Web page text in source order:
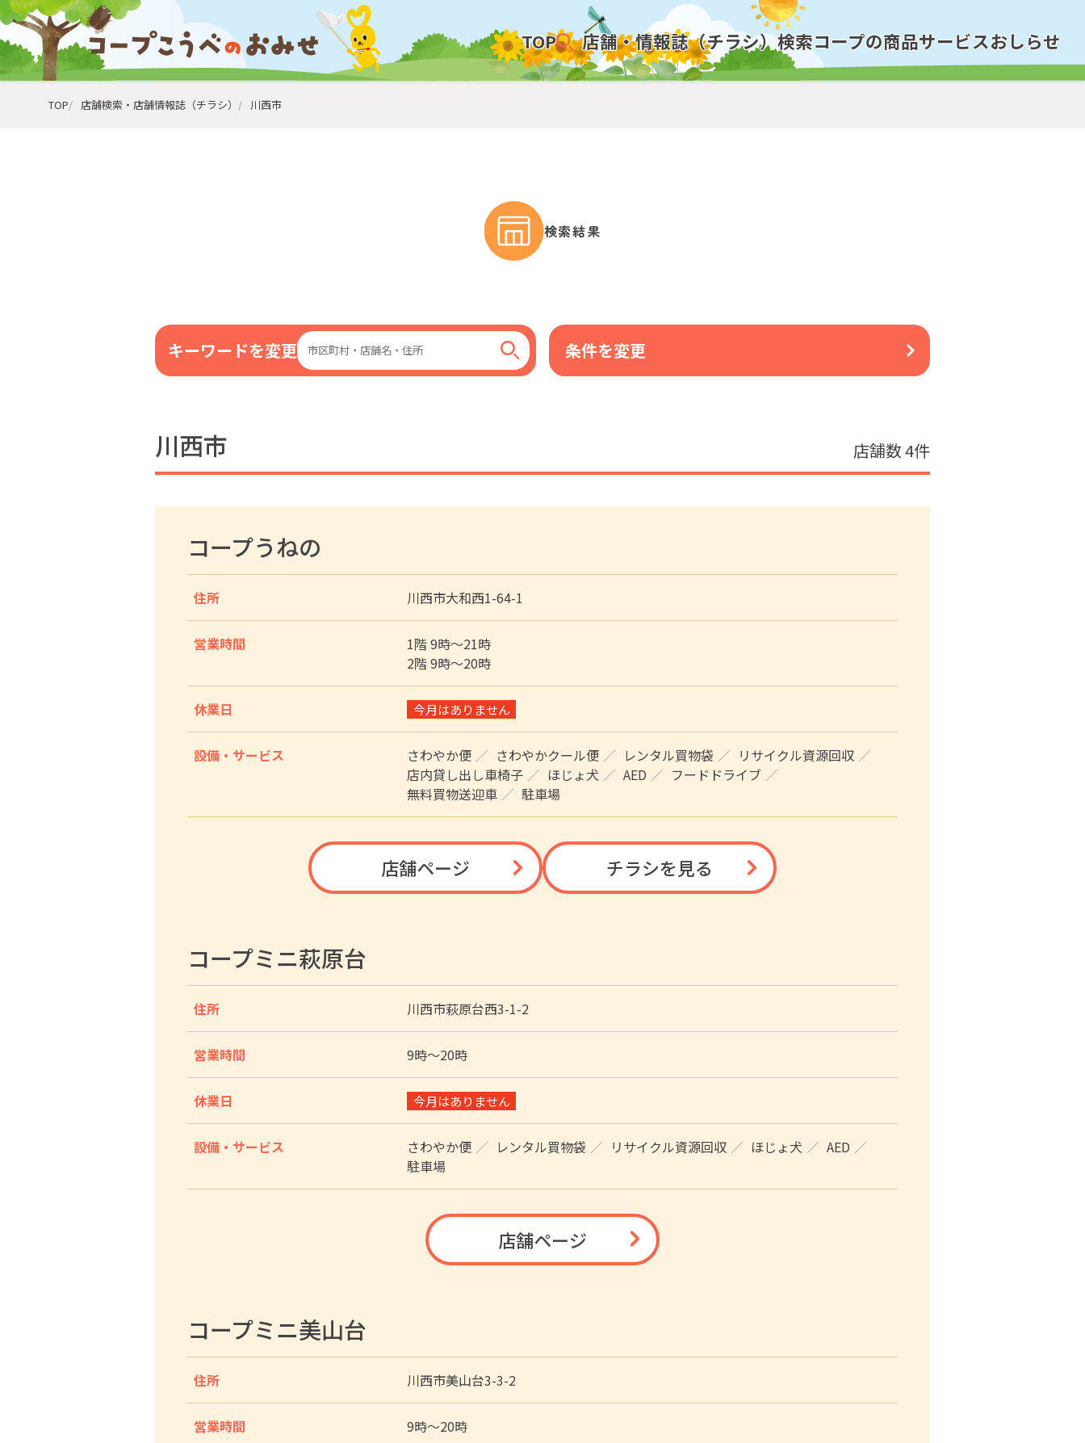
TOP 店舗・情報誌（チラシ）検索コープの商品サービスおしらせ
TOP 店舗検索・店舗情報誌（チラシ） 川西市
検索結果
キーワードを変更 条件を変更
川西市 店舗数4件
コープうねの
住所 川西市大和西1-64-1
営業時間
1階 9時〜21時
2階 9時〜20時
休業日 今月はありません
設備・サービス さわやか便 さわやかクール便 レンタル買物袋
リサイクル資源回収
店内貸し出し車椅子
ほじょ犬 AED
フードドライブ
無料買物送迎車
駐車場
店舗ページ チラシを見る
コープミニ萩原台
住所 川西市萩原台西3-1-2
営業時間 9時〜20時
休業日 今月はありません
設備・サービス さわやか便 レンタル買物袋 リサイクル資源回収 ほじょ犬
AED
駐車場
店舗ページ
コープミニ美山台
住所 川西市美山台3-3-2
営業時間 9時〜20時